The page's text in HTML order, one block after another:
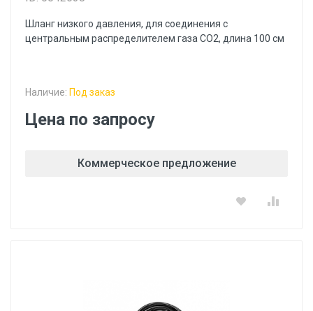
Шланг низкого давления, для соединения с
центральным распределителем газа СО2, длина 100 см
Наличие: Под заказ
Цена по запросу
Коммерческое предложение